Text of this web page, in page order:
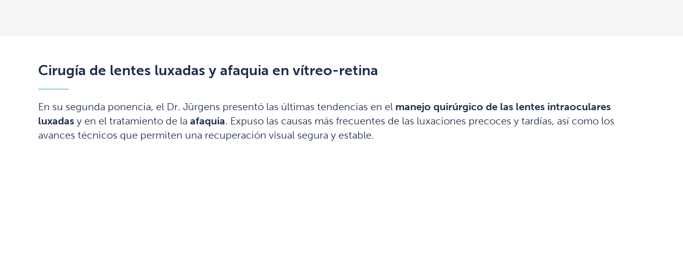
Cirugía de lentes luxadas y afaquia en vítreo-retina
En su segunda ponencia, el Dr. Jürgens presentó las últimas tendencias en el manejo quirúrgico de las lentes intraoculares
luxadasy en el tratamiento de la afaquia. Expuso las causas más frecuentes de las luxaciones precoces y tardías, así como los
avances técnicos que permiten una recuperación visual segura y estable.